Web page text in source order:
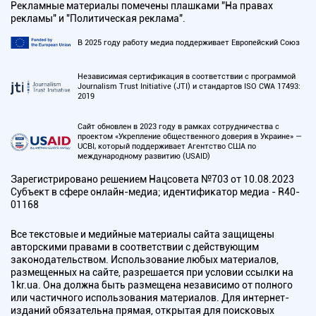
Рекламные материалы помечены плашками "На правах
рекламы" и "Политическая реклама".
В 2025 году работу медиа поддерживает Европейский Союз
Независимая сертификация в соответствии с программой
Journalism Trust Initiative (JTI) и стандартов ISO CWA 17493:
2019
Сайт обновлен в 2023 году в рамках сотрудничества с
проектом «Укрепление общественного доверия в Украине» —
UCBI, который поддерживает Агентство США по
международному развитию (USAID)
Зарегистрировано решением Нацсовета №703 от 10.08.2023
Субъект в сфере онлайн-медиа; идентификатор медиа - R40-
01168
Все текстовые и медийные материалы сайта защищены
авторскими правами в соответствии с действующим
законодательством. Использование любых материалов,
размещенных на сайте, разрешается при условии ссылки на
1kr.ua. Она должна быть размещена независимо от полного
или частичного использования материалов. Для интернет-
изданий обязательна прямая, открытая для поисковых